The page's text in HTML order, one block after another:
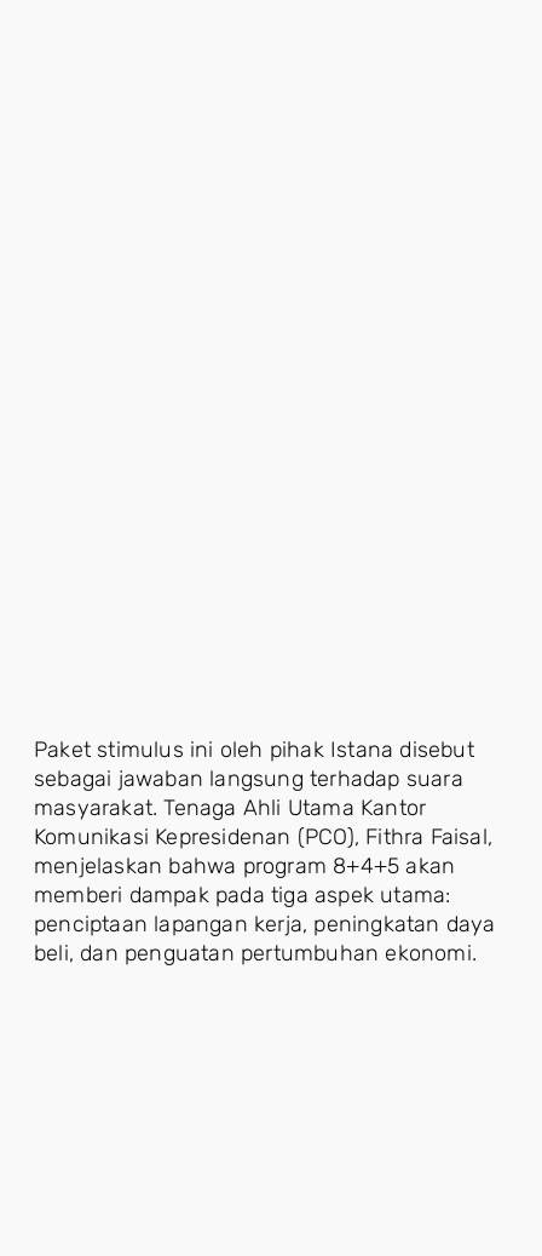
Paket stimulus ini oleh pihak Istana disebut
sebagai jawaban langsung terhadap suara
masyarakat. Tenaga Ahli Utama Kantor
Komunikasi Kepresidenan (PCO), Fithra Faisal,
menjelaskan bahwa program 8+4+5 akan
memberi dampak pada tiga aspek utama:
penciptaan lapangan kerja, peningkatan daya
beli, dan penguatan pertumbuhan ekonomi.